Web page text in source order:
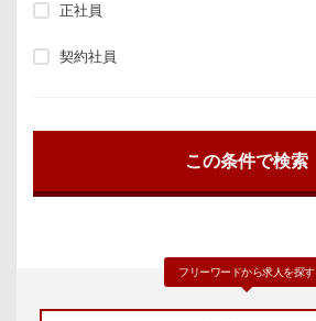
正社員
契約社員
フリーワードから求人を探す